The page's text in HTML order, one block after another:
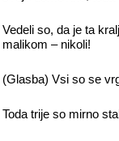
Vedeli so, da je ta
malikom – nikoli!
(Glasba) Vsi so se
Toda trije so mirno